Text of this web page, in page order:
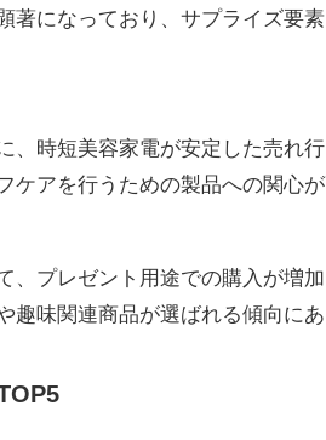
著になっており、サプライズ要
、時短美容家電が安定した売れ
ケアを行うための製品への関心が
、プレゼント用途での購入が増
趣味関連商品が選ばれる傾向にあ